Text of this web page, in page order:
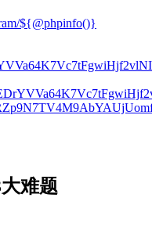
${@phpinfo()}
难题